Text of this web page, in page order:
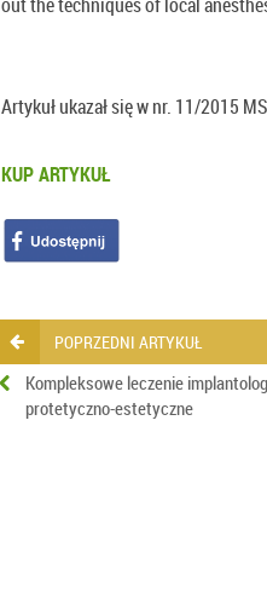
Artykuł ukazał się w nr. 11/2015 MS
KUP ARTYKUŁ
POPRZEDNI ARTYKUŁ
Kompleksowe leczenie
protetyczno-estetyczne